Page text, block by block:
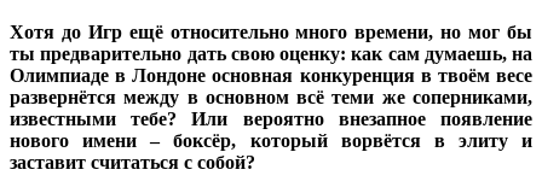
Хотя до Игр ещё относительно много времени, но мог бы
ты предварительно дать свою оценку: как сам думаешь, на
Олимпиаде в Лондоне основная конкуренция в твоём весе
развернётся между в основном всё теми же соперниками,
известными тебе? Или вероятно внезапное появление
нового имени – боксёр, который ворвётся в элиту и
заставит считаться с собой?